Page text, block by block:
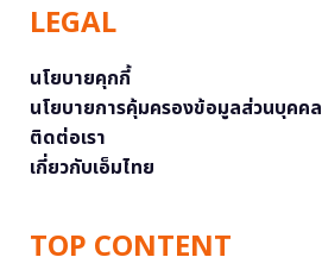
LEGAL
นโยบายคุกกี้
นโยบายการคุ้มครองข้อมูลส่วนบุคคล
ติดต่อเรา
เกี่ยวกับเอ็มไทย
TOP CONTENT